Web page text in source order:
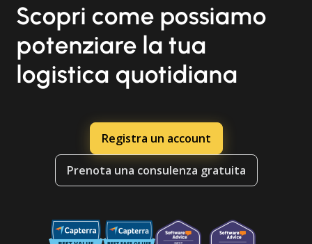
Scopri come possiamo
potenziare la tua
logistica quotidiana
Registra un account
Prenota una consulenza gratuita